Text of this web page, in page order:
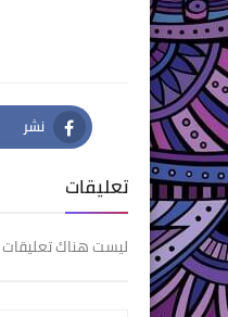
نشر
Facebook
تعليقات
ليست هناك تعليقات